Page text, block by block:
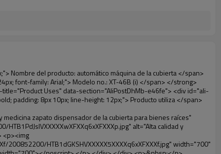
raíces" width="700" ori-width="700" ori-height="564" /> <noscript><img src="http://g01.s.alicdn.com/kf/HTB1tt0rIVXXXXXhXpXXq6xXFXXXv/200852200/HTB1tt0rIVXXXXXhXpXXq6xXFXXXv.jpg" alt="Alta calidad y medicina zapato dispensador de la cubierta para bienes raíces" width="700" ori-width="700" ori-height="564"></noscript> </p> <p>&nbsp;</p> <p>&nbsp;</p> <p>&nbsp;</p> <div id="ali-anchor-AliPostDhMb-hxybu" style="padding-top: 8px;" data-section-title="Product Advantages" data-section="AliPostDhMb-hxybu"> <div id="ali-title-AliPostDhMb-hxybu" style="padding: 8px 0px; border-bottom-style: solid;"> <span style="background-color: #ddd; color: #333; font-weight: bold; padding: 8px 10px; line-height: 12px;"> Ventajas del producto </span> </div> <div style="padding: 10px 0px;"> <p>&nbsp;</p> <table class="aliDataTable" style="width: 600px; height: 436px;"><tbody> <tr style="height: 34.35pt;" align="left"><td style="width: 598pt;" colspan="2" valign="center"><p> <span style="line-height: normal; font-weight: bold; font-size: 12pt; font-family: Arial;"> Ventaja de Quen Shoe machine: </span> </p></td></tr> <tr style="height: 53.95pt;" align="left"> <td style="width: 181.85pt;" valign="center"><p><span style="line-height: normal; font-weight: bold; font-family: arial, helvetica, sans-serif; color: #008000; font-size: 14px;">1. Económico&nbsp; &nbsp;&nbsp;</span></p></td> <td style="width: 416.15pt;" valign="center"> <p> <span style="line-height: normal; font-family: arial, helvetica, sans-serif; font-size: 14px;"> El costo de nuestra película de PVC cubierta del zapato es económico que los tradicionales, el espesor es 28&mu;m </span> </p> <p> <span style="line-height: normal; font-family: arial, helvetica, sans-serif; font-size: 14px;"> Es más durable </span> </p> </td> </tr> <tr style="height: 52pt;" align="left"> <td valign="center"><p><span style="line-height: normal; font-weight: bold; font-family: arial, helvetica, sans-serif; color: #008000; font-size: 14px;">2. Gran capacidad</span></p></td> <td valign="center"> <p> <span style="line-height: normal; font-family: arial, helvetica, sans-serif; font-size: 14px;"> Un rollo de película puede hacer 800 pares cubierta del zapato, para otros máquina de la cubierta, </span> </p> <p> <span style="line-height: normal; font-family: arial, helvetica, sans-serif; font-size: 14px;"> La capacidad es de sólo 50-100 pares de zapatos cubierta </span> </p> </td> </tr> <tr style="height: 53pt;" align="left"> <td valign="center"><p><span style="line-height: normal; font-weight: bold; font-family: arial, helvetica, sans-serif; color: #008000; font-size: 14px;">3. Larga vida útil</span></p></td> <td valign="center"><p> <span style="line-height: normal; font-family: arial, helvetica, sans-serif; font-size: 14px;"> La desi </span> <span style="line-height: normal; font-family: arial, helvetica, sans-serif; font-size: 14px;"> GN vida es 600,000 veces </span> </p></td> </tr> <tr style="height: 51pt;" align="left"> <td valign="center"><p><